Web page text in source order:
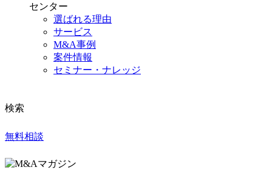
センター
選ばれる理由
サービス
M&A事例
案件情報
セミナー・ナレッジ
検索
無料相談